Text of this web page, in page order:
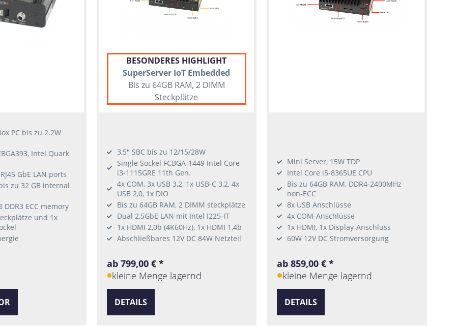
PC bis zu 2.2W
Intel Quark
GbE LAN ports
zu 32 GB internal
DDR3 ECC memory
und 1x
BESONDERES HIGHLIGHT
SuperServer IoT Embedded
Bis zu 64GB RAM, 2 DIMM
Steckplätze
3,5" SBC bis zu 12/15/28W
Single Sockel FCBGA-1449 Intel Core
i3-1115GRE 11th Gen.
4x COM, 3x USB 3,2, 1x USB-C 3,2, 4x
USB 2,0, 1x DIO
Bis zu 64GB RAM, 2 DIMM steckplätze
Dual 2,5GbE LAN mit Intel I225-IT
1x HDMI 2,0b (4K60Hz), 1x HDMI 1,4b
Abschließbares 12V DC 84W Netzteil
ab 799,00 € *
kleine Menge lagernd
DETAILS
Mini Server, 15W TDP
Intel Core i5-8365UE CPU
Bis zu 64GB RAM, DDR4-2400MHz
non-ECC
8x USB Anschlüsse
4x COM-Anschlüsse
1x HDMI, 1x Display-Anschluss
60W 12V DC Stromversorgung
ab 859,00 € *
kleine Menge lagernd
DETAILS